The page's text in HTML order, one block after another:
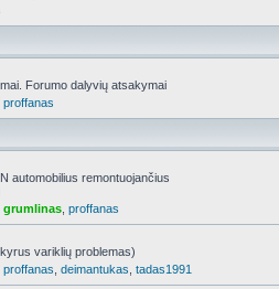
Forumo dalyvių atsakymai
proffanas
automobilius remontuojančius
grumlinas proffanas
variklių problemas)
proffanas deimantukas tadas1991